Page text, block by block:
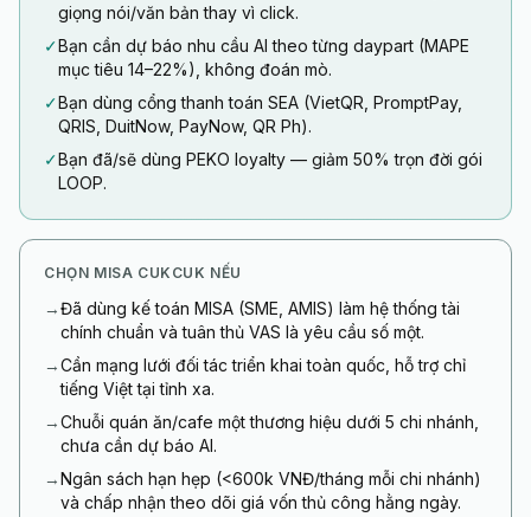
giọng nói/văn bản thay vì click.
✓Bạn cần dự báo nhu cầu AI theo từng daypart (MAPE
mục tiêu 14–22%), không đoán mò.
✓Bạn dùng cổng thanh toán SEA (VietQR, PromptPay,
QRIS, DuitNow, PayNow, QR Ph).
✓Bạn đã/sẽ dùng PEKO loyalty — giảm 50% trọn đời gói
LOOP.
CHỌN MISA CUKCUK NẾU
→Đã dùng kế toán MISA (SME, AMIS) làm hệ thống tài
chính chuẩn và tuân thủ VAS là yêu cầu số một.
→Cần mạng lưới đối tác triển khai toàn quốc, hỗ trợ chỉ
tiếng Việt tại tỉnh xa.
→Chuỗi quán ăn/cafe một thương hiệu dưới 5 chi nhánh,
chưa cần dự báo AI.
→Ngân sách hạn hẹp (<600k VNĐ/tháng mỗi chi nhánh)
và chấp nhận theo dõi giá vốn thủ công hằng ngày.